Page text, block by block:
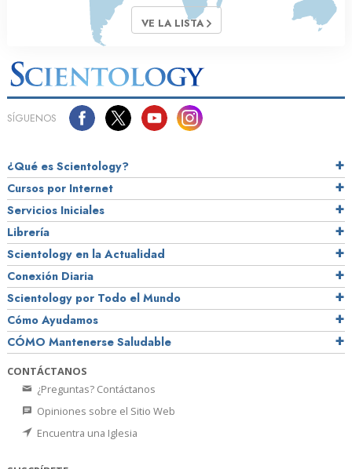
VE LA LISTA
SÍGUENOS
¿Qué es Scientology?
Cursos por Internet
Servicios Iniciales
Librería
Scientology en la Actualidad
Conexión Diaria
Scientology por Todo el Mundo
Cómo Ayudamos
CÓMO Mantenerse Saludable
CONTÁCTANOS
¿Preguntas? Contáctanos
Opiniones sobre el Sitio Web
Encuentra una Iglesia